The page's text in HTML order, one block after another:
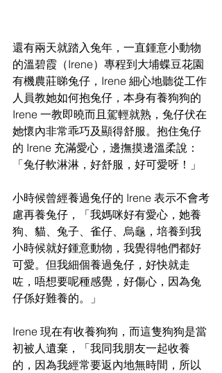
還有兩天就踏入兔年，一直鍾意小動物
的溫碧霞（Irene）專程到大埔蝶豆花園
有機農莊睇兔仔，Irene 細心地聽從工作
人員教她如何抱兔仔，本身有養狗狗的
Irene 一教即曉而且駕輕就熟，兔仔伏在
她懷內非常乖巧及顯得舒服。抱住兔仔
的 Irene 充滿愛心，邊撫摸邊溫柔說：
「兔仔軟淋淋，好舒服，好可愛呀！」
小時候曾經養過兔仔的 Irene 表示不會考
慮再養兔仔，「我媽咪好有愛心，她養
狗、貓、兔子、雀仔、烏龜，培養到我
小時候就好鍾意動物，我覺得牠們都好
可愛。但我細個養過兔仔，好快就走
咗，唔想要呢種感覺，好傷心，因為兔
仔係好難養的。」
Irene 現在有收養狗狗，而這隻狗狗是當
初被人遺棄，「我同我朋友一起收養
的，因為我經常要返內地無時間，所以